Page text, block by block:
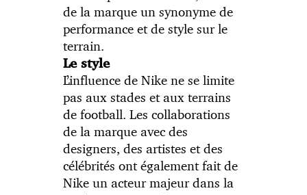
de la marque un synonyme de
performance et de style sur le
terrain.
Le style
L’influence de Nike ne se limite
pas aux stades et aux terrains
de football. Les collaborations
de la marque avec des
designers, des artistes et des
célébrités ont également fait de
Nike un acteur majeur dans la